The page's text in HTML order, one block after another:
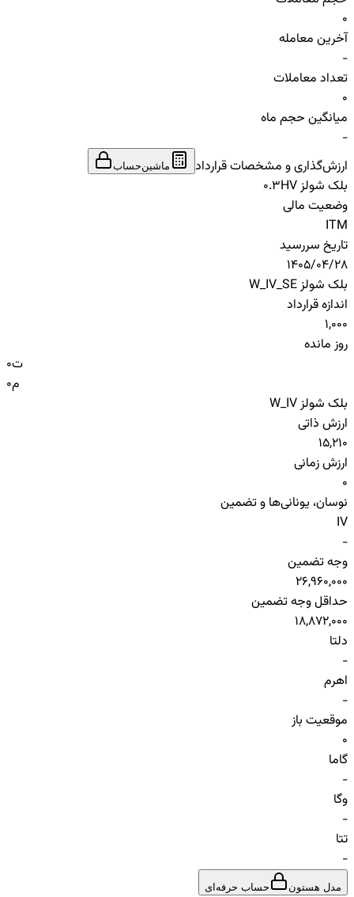
0
آخرین معامله
-
تعداد معاملات
0
میانگین حجم ماه
-
ارزش‌گذاری و مشخصات قرارداد
ماشین‌حساب
بلک شولز HV
0.3
وضعیت مالی
ITM
تاریخ سررسید
1405/04/28
بلک شولز W_IV_SE
اندازه قرارداد
1,000
روز مانده
0ت
0م
بلک شولز W_IV
ارزش ذاتی
15,210
ارزش زمانی
0
نوسان، یونانی‌ها و تضمین
IV
-
وجه تضمین
26,960,000
حداقل وجه تضمین
18,872,000
دلتا
-
اهرم
-
موقعیت باز
0
گاما
-
وگا
-
تتا
-
مدل هستون حساب حرفه‌ای